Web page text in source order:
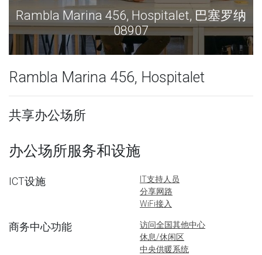
Rambla Marina 456, Hospitalet, 巴塞罗纳
08907
Rambla Marina 456, Hospitalet
共享办公场所
办公场所服务和设施
ICT设施
IT支持人员
分享网路
WiFi接入
商务中心功能
访问全国其他中心
休息/休闲区
中央供暖系统